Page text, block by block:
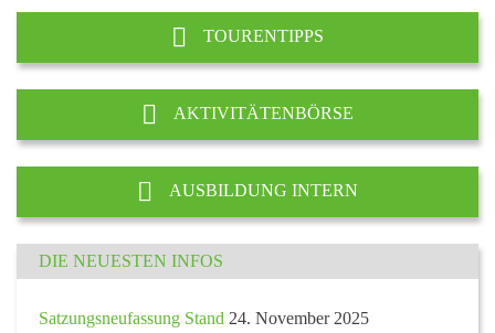
TOURENTIPPS
AKTIVITÄTENBÖRSE
AUSBILDUNG INTERN
DIE NEUESTEN INFOS
Satzungsneufassung Stand 24. November 2025